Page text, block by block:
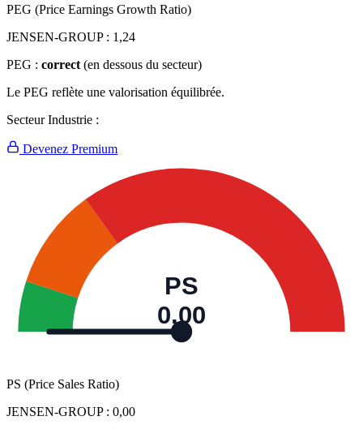
PEG (Price Earnings Growth Ratio)
JENSEN-GROUP : 1,24
PEG : correct (en dessous du secteur)
Le PEG reflète une valorisation équilibrée.
Secteur Industrie :
Devenez Premium
PS
0,00
PS (Price Sales Ratio)
JENSEN-GROUP : 0,00